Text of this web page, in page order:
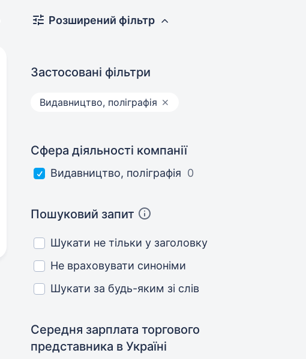
Розширений фільтр
Застосовані фільтри
Видавництво, поліграфія
Сфера діяльності компанії
Видавництво, поліграфія 0
Пошуковий запит
Шукати не тільки у заголовку
Не враховувати синоніми
Шукати за будь-яким зі слів
Середня зарплата торгового
представника в Україні